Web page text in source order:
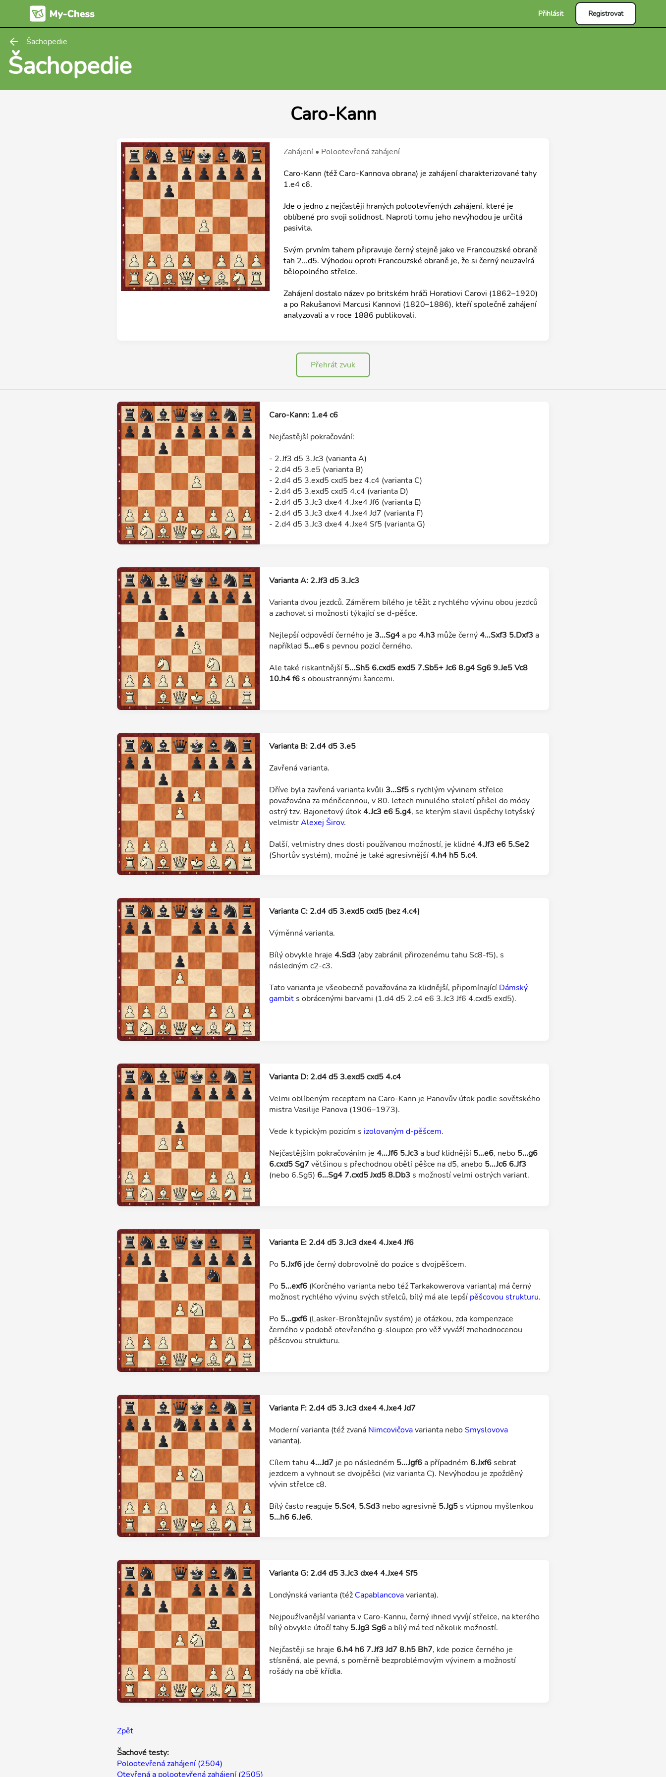
Přihlásit Registrovat
Šachopedie
Šachopedie
Caro-Kann
Zahájení • Polootevřená zahájení
Caro-Kann (též Caro-Kannova obrana) je zahájení charakterizované tahy
1.e4 c6.
Jde o jedno z nejčastěji hraných polootevřených zahájení, které je
oblíbené pro svoji solidnost. Naproti tomu jeho nevýhodou je určitá
pasivita.
Svým prvním tahem připravuje černý stejně jako ve Francouzské obraně
tah 2...d5. Výhodou oproti Francouzské obraně je, že si černý neuzavírá
bělopolného střelce.
Zahájení dostalo název po britském hráči Horatiovi Carovi (1862–1920)
a po Rakušanovi Marcusi Kannovi (1820–1886), kteří společně zahájení
analyzovali a v roce 1886 publikovali.
Přehrát zvuk
Caro-Kann: 1.e4 c6
Nejčastější pokračování:
- 2.Jf3 d5 3.Jc3 (varianta A)
- 2.d4 d5 3.e5 (varianta B)
- 2.d4 d5 3.exd5 cxd5 bez 4.c4 (varianta C)
- 2.d4 d5 3.exd5 cxd5 4.c4 (varianta D)
- 2.d4 d5 3.Jc3 dxe4 4.Jxe4 Jf6 (varianta E)
- 2.d4 d5 3.Jc3 dxe4 4.Jxe4 Jd7 (varianta F)
- 2.d4 d5 3.Jc3 dxe4 4.Jxe4 Sf5 (varianta G)
Varianta A: 2.Jf3 d5 3.Jc3
Varianta dvou jezdců. Záměrem bílého je těžit z rychlého vývinu obou jezdců
a zachovat si možnosti týkající se d-pěšce.
Nejlepší odpovědí černého je 3...Sg4a po4.h3 může černý4...Sxf3 5.Dxf3 a
například 5...e6s pevnou pozicí černého.
Ale také riskantnější 5...Sh5 6.cxd5 exd5 7.Sb5+ Jc6 8.g4 Sg6 9.Je5 Vc8
10.h4 f6s oboustrannými šancemi.
Varianta B: 2.d4 d5 3.e5
Zavřená varianta.
Dříve byla zavřená varianta kvůli 3...Sf5s rychlým vývinem střelce
považována za méněcennou, v 80. letech minulého století přišel do módy
ostrý tzv. Bajonetový útok4.Jc3 e6 5.g4, se kterým slavil úspěchy lotyšský
velmistrAlexej Širov.
Další, velmistry dnes dosti používanou možností, je klidné 4.Jf3 e6 5.Se2
(Shortův systém), možné je také agresivnější4.h4 h5 5.c4.
Varianta C: 2.d4 d5 3.exd5 cxd5 (bez 4.c4)
Výměnná varianta.
Bílý obvykle hraje 4.Sd3 (aby zabránil přirozenému tahu Sc8-f5), s
následným c2-c3.
Tato varianta je všeobecně považována za klidnější, připomínající Dámský
gambits obrácenými barvami (1.d4 d5 2.c4 e6 3.Jc3 Jf6 4.cxd5 exd5).
Varianta D: 2.d4 d5 3.exd5 cxd5 4.c4
Velmi oblíbeným receptem na Caro-Kann je Panovův útok podle sovětského
mistra Vasilije Panova (1906–1973).
Vede k typickým pozicím s izolovaným d-pěšcem.
Nejčastějším pokračováním je 4...Jf6 5.Jc3 a buď klidnější 5...e6, nebo 5...g6
6.cxd5 Sg7většinou s přechodnou obětí pěšce na d5, anebo 5...Jc6 6.Jf3
(nebo 6.Sg5) 6...Sg4 7.cxd5 Jxd5 8.Db3 s možností velmi ostrých variant.
Varianta E: 2.d4 d5 3.Jc3 dxe4 4.Jxe4 Jf6
Po 5.Jxf6jde černý dobrovolně do pozice s dvojpěšcem.
Po 5...exf6(Korčného varianta nebo též Tarkakowerova varianta) má černý
možnost rychlého vývinu svých střelců, bílý má ale lepší pěšcovou strukturu.
Po 5...gxf6(Lasker-Bronštejnův systém) je otázkou, zda kompenzace
černého v podobě otevřeného g-sloupce pro věž vyváží znehodnocenou
pěšcovou strukturu.
Varianta F: 2.d4 d5 3.Jc3 dxe4 4.Jxe4 Jd7
Moderní varianta (též zvaná Nimcovičovavarianta neboSmyslovova
varianta).
Cílem tahu 4...Jd7je po následném 5...Jgf6a případném 6.Jxf6sebrat
jezdcem a vyhnout se dvojpěšci (viz varianta C). Nevýhodou je zpožděný
vývin střelce c8.
Bílý často reaguje 5.Sc4, 5.Sd3 nebo agresivně 5.Jg5s vtipnou myšlenkou
5...h6 6.Je6.
Varianta G: 2.d4 d5 3.Jc3 dxe4 4.Jxe4 Sf5
Londýnská varianta (též Capablancovavarianta).
Nejpoužívanější varianta v Caro-Kannu, černý ihned vyvíjí střelce, na kterého
bílý obvykle útočí tahy 5.Jg3 Sg6a bílý má teď několik možností.
Nejčastěji se hraje 6.h4 h6 7.Jf3 Jd7 8.h5 Bh7, kde pozice černého je
stísněná, ale pevná, s poměrně bezproblémovým vývinem a možností
rošády na obě křídla.
Zpět
Šachové testy:
Polootevřená zahájení (2504)
Otevřená a polootevřená zahájení (2505)